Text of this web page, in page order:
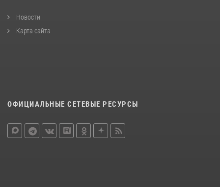
Новости
Карта сайта
ОФИЦИАЛЬНЫЕ СЕТЕВЫЕ РЕСУРСЫ